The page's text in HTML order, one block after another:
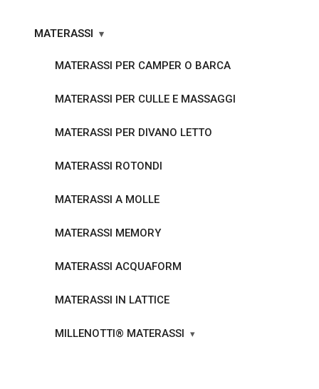
MATERASSI
MATERASSI PER CAMPER O BARCA
MATERASSI PER CULLE E MASSAGGI
MATERASSI PER DIVANO LETTO
MATERASSI ROTONDI
MATERASSI A MOLLE
MATERASSI MEMORY
MATERASSI ACQUAFORM
MATERASSI IN LATTICE
MILLENOTTI® MATERASSI